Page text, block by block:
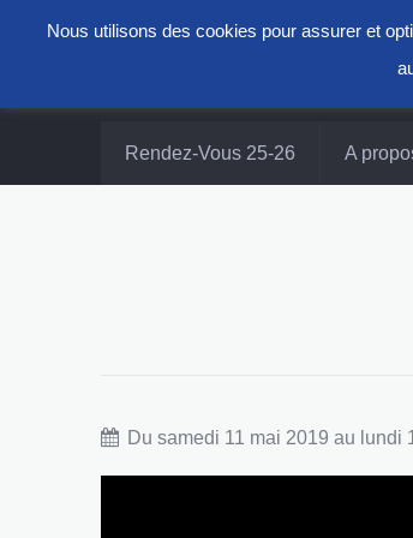
Rendez-Vous 25-26 A
Du samedi 11 mai 2019 au lundi
Nous utilisons des cookies pour assurer et